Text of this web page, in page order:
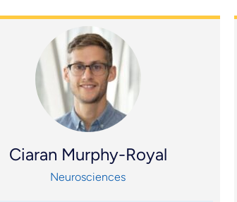
Ciaran Murphy-Royal
Neurosciences